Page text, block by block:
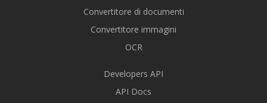
Convertitore di documenti
Convertitore immagini
OCR
Developers API
API Docs